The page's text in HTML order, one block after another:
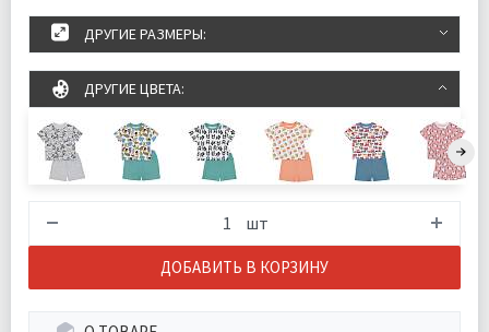
ДРУГИЕ РАЗМЕРЫ:
ДРУГИЕ ЦВЕТА:
шт
ДОБАВИТЬ В КОРЗИНУ